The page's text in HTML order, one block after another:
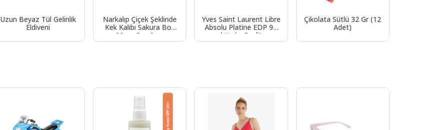
Uzun Beyaz Tül Gelinlik
Eldiveni
Narkalıp Çiçek Şeklinde
Kek Kalıbı Sakura Boy
26cm Çap 8cm
Yves Saint Laurent Libre
Absolu Platine EDP 90
ml Kadın Parfüm
Çikolata Sütlü 32 Gr (12
Adet)